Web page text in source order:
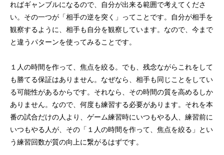
ればギャンブルになるので、自分が出来る範囲で考えてくださ
い。その一つが「相手の逆を突く」ってことです。自分が相手を
観察するように、相手も自分を観察しています。なので、今まで
と違うパターンを使ってみることです。
１人の時間を作って、焦点を絞る。でも、残念ながらこれをして
も勝てる保証はありません。なぜなら、相手も同じことをしてい
る可能性があるからです。それなら、その時間の質を高めるしか
ありません。なので、何度も練習する必要があります。それを本
番の試合だけの人より、ゲーム練習時にいつもやる人、練習前に
いつもやる人が、その「１人の時間を作って、焦点を絞る」とい
う練習回数が質の向上に繋がるはずです。